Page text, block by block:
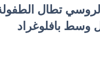
تطال
وسط بافلوغراد